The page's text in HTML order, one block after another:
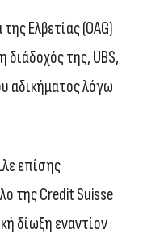
Ελβετίας (OAG)
διάδοχός της, UBS,
αδικήματος λόγω
επίσης
της Credit Suisse
δίωξη εναντίον